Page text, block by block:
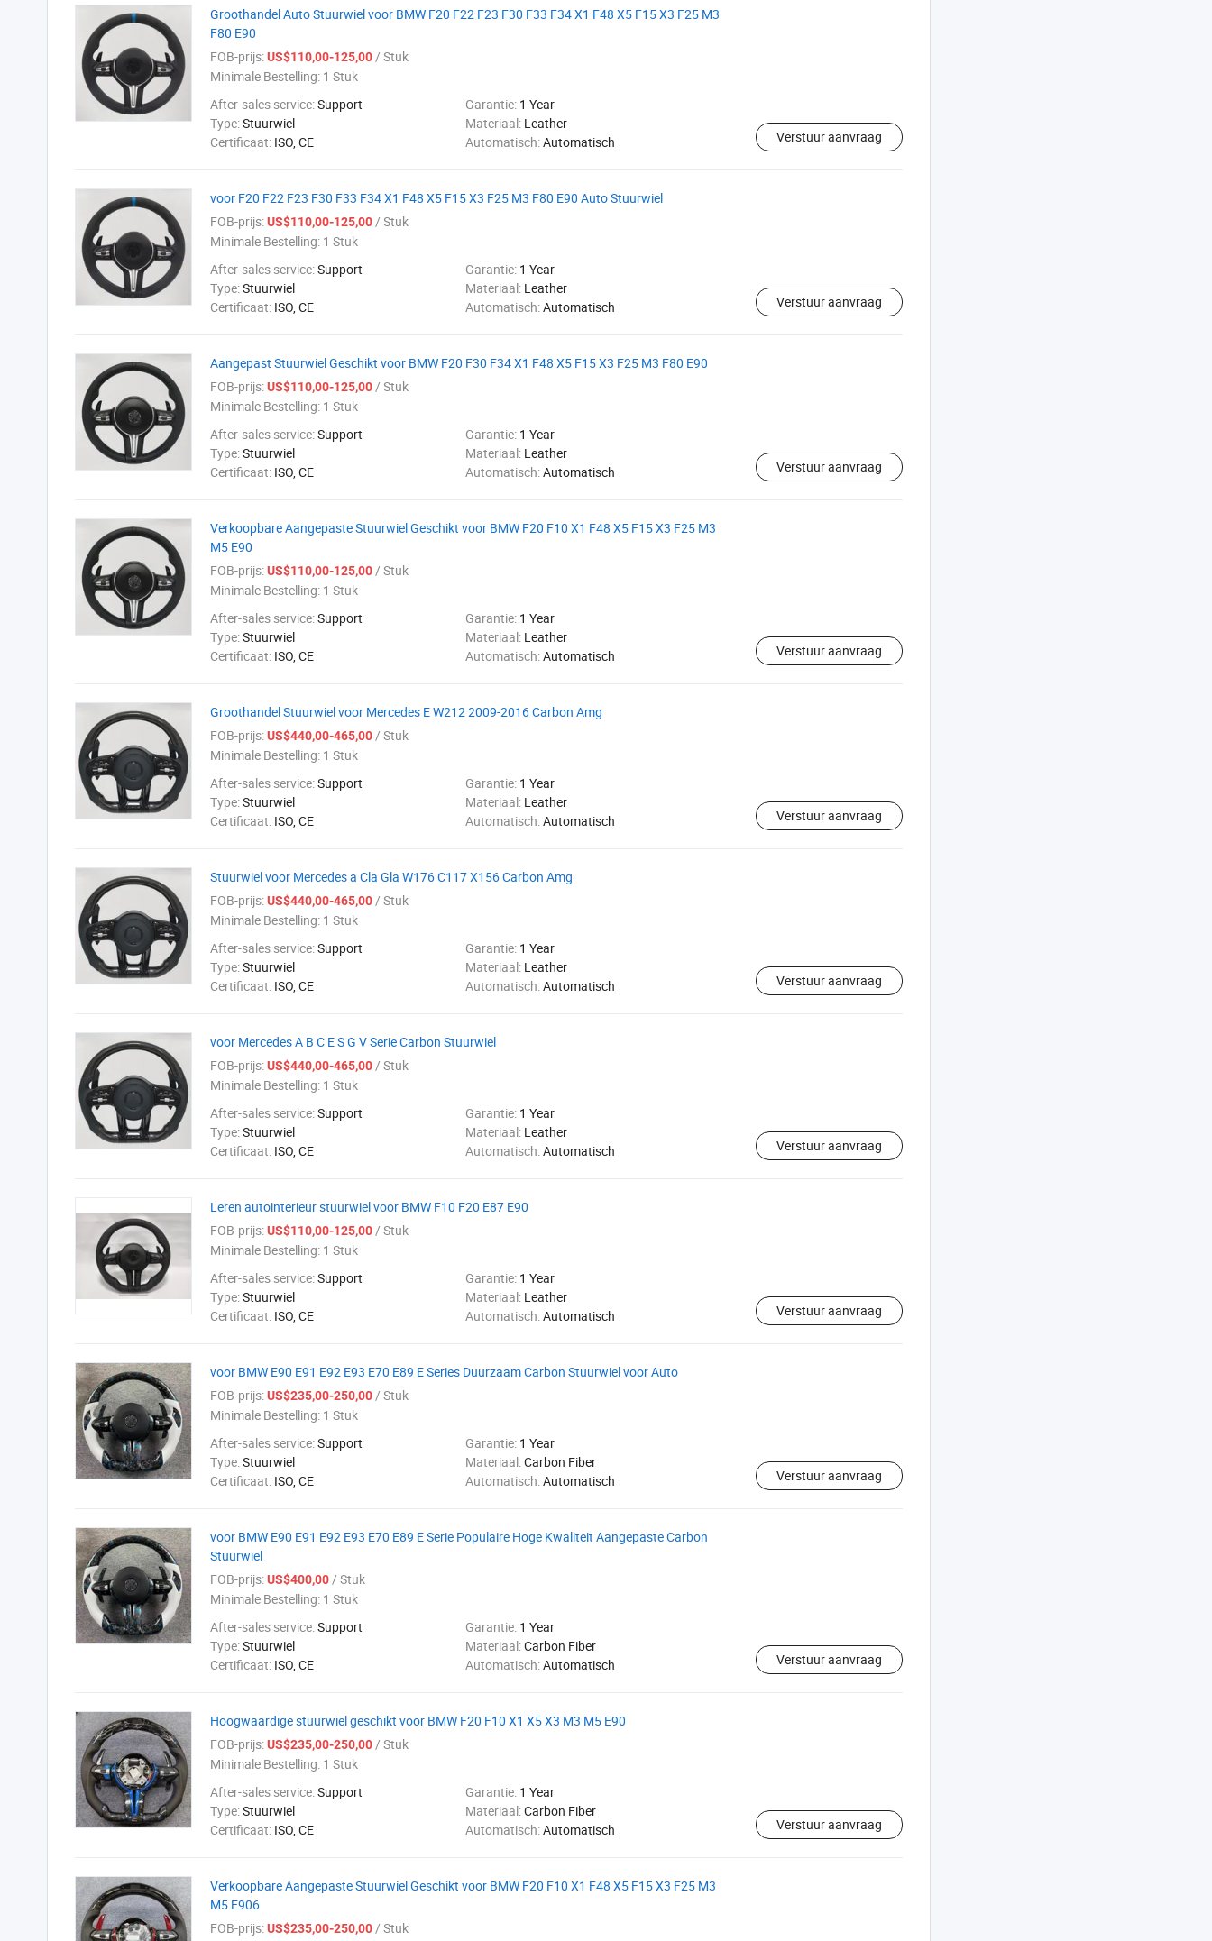
Groothandel Auto Stuurwiel voor BMW F20 F22 F23 F30 F33 F34 X1 F48 X5 F15 X3 F25 M3
F80 E90
FOB-prijs:US$110,00-125,00/ Stuk
Minimale Bestelling: 1 Stuk
After-sales service:Support Garantie: 1 Year
Type:Stuurwiel Materiaal: Leather
Certificaat: ISO, CE Automatisch:Automatisch Verstuur aanvraag
voor F20 F22 F23 F30 F33 F34 X1 F48 X5 F15 X3 F25 M3 F80 E90 Auto Stuurwiel
FOB-prijs:US$110,00-125,00/ Stuk
Minimale Bestelling: 1 Stuk
After-sales service:Support Garantie: 1 Year
Type:Stuurwiel Materiaal: Leather
Certificaat: ISO, CE Automatisch:Automatisch Verstuur aanvraag
Aangepast Stuurwiel Geschikt voor BMW F20 F30 F34 X1 F48 X5 F15 X3 F25 M3 F80 E90
FOB-prijs:US$110,00-125,00/ Stuk
Minimale Bestelling: 1 Stuk
After-sales service:Support Garantie: 1 Year
Type:Stuurwiel Materiaal: Leather
Certificaat: ISO, CE Automatisch:Automatisch Verstuur aanvraag
Verkoopbare Aangepaste Stuurwiel Geschikt voor BMW F20 F10 X1 F48 X5 F15 X3 F25 M3
M5 E90
FOB-prijs:US$110,00-125,00/ Stuk
Minimale Bestelling: 1 Stuk
After-sales service:Support Garantie: 1 Year
Type:Stuurwiel Materiaal: Leather
Certificaat: ISO, CE Automatisch:Automatisch Verstuur aanvraag
Groothandel Stuurwiel voor Mercedes E W212 2009-2016 Carbon Amg
FOB-prijs:US$440,00-465,00/ Stuk
Minimale Bestelling: 1 Stuk
After-sales service:Support Garantie: 1 Year
Type:Stuurwiel Materiaal: Leather
Certificaat: ISO, CE Automatisch:Automatisch Verstuur aanvraag
Stuurwiel voor Mercedes a Cla Gla W176 C117 X156 Carbon Amg
FOB-prijs:US$440,00-465,00/ Stuk
Minimale Bestelling: 1 Stuk
After-sales service:Support Garantie: 1 Year
Type:Stuurwiel Materiaal: Leather
Certificaat: ISO, CE Automatisch:Automatisch Verstuur aanvraag
voor Mercedes A B C E S G V Serie Carbon Stuurwiel
FOB-prijs:US$440,00-465,00/ Stuk
Minimale Bestelling: 1 Stuk
After-sales service:Support Garantie: 1 Year
Type:Stuurwiel Materiaal: Leather
Certificaat: ISO, CE Automatisch:Automatisch Verstuur aanvraag
Leren autointerieur stuurwiel voor BMW F10 F20 E87 E90
FOB-prijs:US$110,00-125,00/ Stuk
Minimale Bestelling: 1 Stuk
After-sales service:Support Garantie: 1 Year
Type:Stuurwiel Materiaal: Leather
Certificaat: ISO, CE Automatisch:Automatisch Verstuur aanvraag
voor BMW E90 E91 E92 E93 E70 E89 E Series Duurzaam Carbon Stuurwiel voor Auto
FOB-prijs:US$235,00-250,00/ Stuk
Minimale Bestelling: 1 Stuk
After-sales service:Support Garantie: 1 Year
Type:Stuurwiel Materiaal:Carbon Fiber
Certificaat: ISO, CE Automatisch:Automatisch Verstuur aanvraag
voor BMW E90 E91 E92 E93 E70 E89 E Serie Populaire Hoge Kwaliteit Aangepaste Carbon
Stuurwiel
FOB-prijs:US$400,00/ Stuk
Minimale Bestelling: 1 Stuk
After-sales service:Support Garantie: 1 Year
Type:Stuurwiel Materiaal:Carbon Fiber
Certificaat: ISO, CE Automatisch:Automatisch Verstuur aanvraag
Hoogwaardige stuurwiel geschikt voor BMW F20 F10 X1 X5 X3 M3 M5 E90
FOB-prijs:US$235,00-250,00/ Stuk
Minimale Bestelling: 1 Stuk
After-sales service:Support Garantie: 1 Year
Type:Stuurwiel Materiaal:Carbon Fiber
Certificaat: ISO, CE Automatisch:Automatisch Verstuur aanvraag
Verkoopbare Aangepaste Stuurwiel Geschikt voor BMW F20 F10 X1 F48 X5 F15 X3 F25 M3
M5 E906
FOB-prijs:US$235,00-250,00/ Stuk